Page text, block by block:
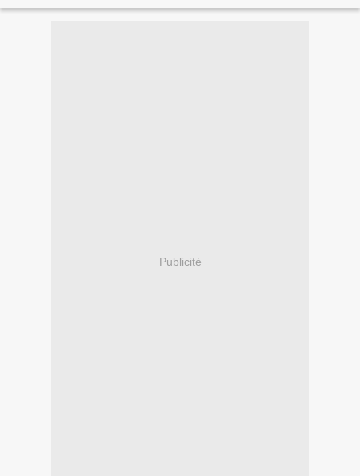
Publicité